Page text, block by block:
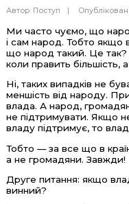
Автор: Поступ
Ми часто чуємо, що
і сам народ. Тобто якщо
що народ такий. Це
коли править більшість,
Ні, таких випадків не
меншість від народу.
влада. А народ,
не підтримувати. Якщо
владу підтримує, то
Тобто — за все що в
а не громадяни. Завжди!
Друге питання: якщо
винний?